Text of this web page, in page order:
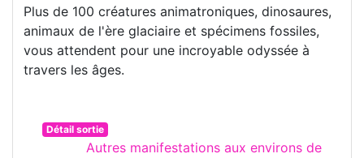
Plus de 100 créatures animatroniques, dinosaures,
animaux de l'ère glaciaire et spécimens fossiles,
vous attendent pour une incroyable odyssée à
travers les âges.
Détail sortie
Autres manifestations aux environs de